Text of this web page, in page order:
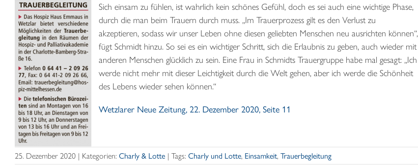
Sich einsam zu fühlen, ist wahrlich kein schönes Gefühl, doch es sei auch eine wichtige Phase,
durch die man beim Trauern durch muss. „Im Trauerprozess gilt es den Verlust zu
akzeptieren, sodass wir unser Leben ohne diesen geliebten Menschen neu ausrichten können“,
fügt Schmidt hinzu. So sei es ein wichtiger Schritt, sich die Erlaubnis zu geben, auch wieder mit
anderen Menschen glücklich zu sein. Eine Frau in Schmidts Trauergruppe habe mal gesagt: „Ich
werde nicht mehr mit dieser Leichtigkeit durch die Welt gehen, aber ich werde die Schönheit
des Lebens wieder sehen können.“
Wetzlarer Neue Zeitung, 22. Dezember 2020, Seite 11
25. Dezember 2020 | Kategorien: Charly & Lotte | Tags: Charly und Lotte, Einsamkeit, Trauerbegleitung